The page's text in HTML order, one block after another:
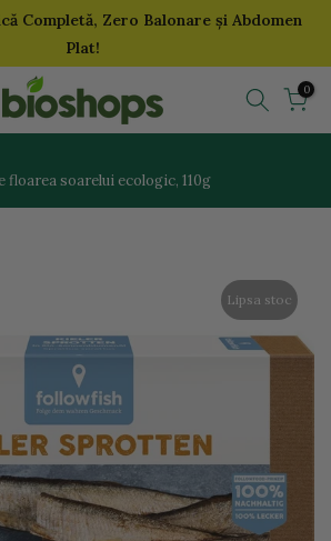
Completă, Zero Balonare și Abdomen
Plat!
0
soarelui ecologic, 110g
Lipsa stoc